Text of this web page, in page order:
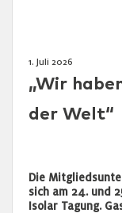
1. Juli 2026
„Wir
der Welt“
Die
sich am 24. und
Isolar Tagung.